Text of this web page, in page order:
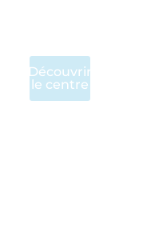
Découvrir
le centre